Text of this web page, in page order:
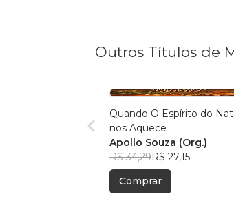
Outros Títulos de
Quando O Espírito do
nos Aquece
Apollo Souza (Org.)
R$ 34,29R$ 27,15
Comprar